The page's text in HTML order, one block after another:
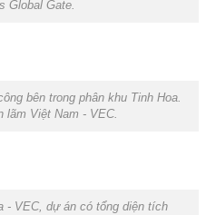
Global Gate.
bên trong phân khu Tinh Hoa.
lãm Việt Nam - VEC.
- VEC, dự án có tổng diện tích